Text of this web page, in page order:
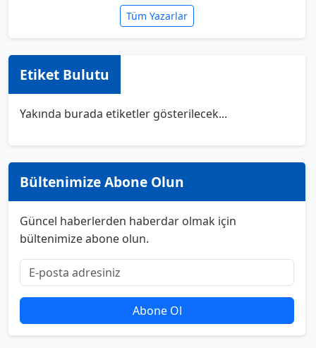
Tüm Yazarlar
Etiket Bulutu
Yakında burada etiketler gösterilecek...
Bültenimize Abone Olun
Güncel haberlerden haberdar olmak için
bültenimize abone olun.
Abone Ol